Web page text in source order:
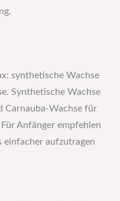
synthetische Wachse
Synthetische Wachse
Carnauba-Wachse für
Anfänger empfehlen
einfacher aufzutragen